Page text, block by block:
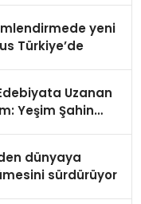
yeni
Türkiye’de
Uzanan
Yeşim Şahin
dünyaya
sürdürüyor